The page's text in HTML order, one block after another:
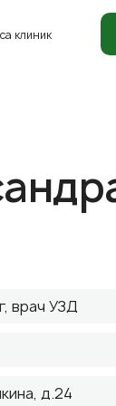
клиник
врач УЗД
д.24